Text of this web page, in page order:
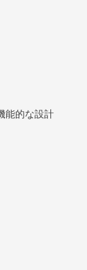
能的な設計